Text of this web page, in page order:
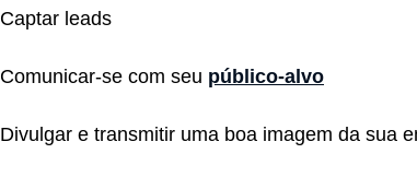
Captar leads
Comunicar-se com seu público-alvo
Divulgar e transmitir uma boa imagem da sua